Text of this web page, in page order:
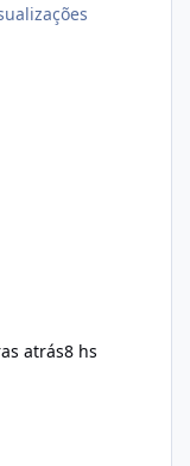
may
atrás8 hs